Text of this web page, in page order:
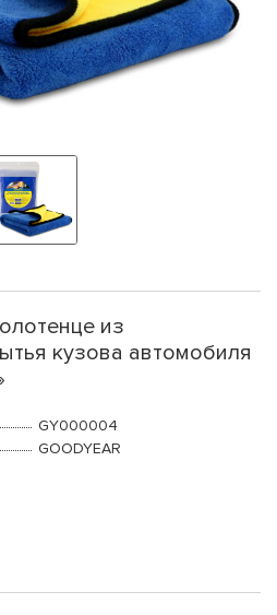
из
кузова автомобиля
GY000004
GOODYEAR